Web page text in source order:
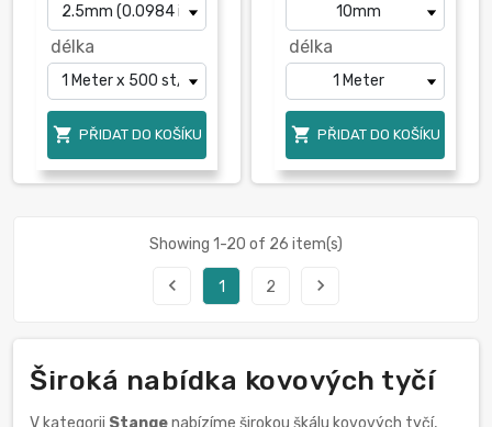
délka
 PŘIDAT DO KOŠÍKU
délka
 PŘIDAT DO KOŠÍKU
Showing 1-20 of 26 item(s)
navigate_before 1 2 navigate_next
Široká nabídka kovových tyčí
V kategorii Stangenabízíme širokou škálu kovových tyčí,